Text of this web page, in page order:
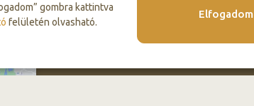
gombra kattintva
felületén olvasható.
Elfogadom